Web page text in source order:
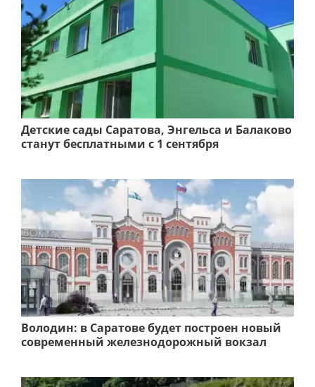
Детские сады Саратова, Энгельса и Балаково
станут бесплатными с 1 сентября
Володин: в Саратове будет построен новый
современный железнодорожный вокзал